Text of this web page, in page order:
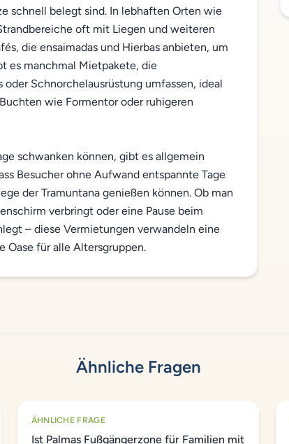
schnell belegt sind. In lebhaften Orten wie
oft mit Liegen und weiteren
die ensaimadas und Hierbas anbieten, um
es manchmal Mietpakete, die
Schnorchelausrüstung umfassen, ideal
wie Formentor oder ruhigeren
schwanken können, gibt es allgemein
Besucher ohne Aufwand entspannte Tage
der Tramuntana genießen können. Ob man
verbringt oder eine Pause beim
– diese Vermietungen verwandeln eine
Oase für alle Altersgruppen.
Ähnliche Fragen
ÄHNLICHE FRAGE
Ist Palmas Fußgängerzone für Familien mit